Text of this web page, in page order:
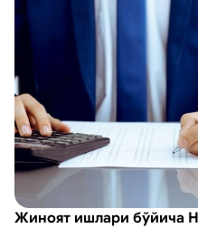
Жиноят ишлари бўйича